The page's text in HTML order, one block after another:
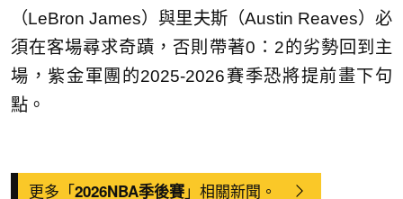
（LeBron James）與里夫斯（Austin Reaves）必
須在客場尋求奇蹟，否則帶著0：2的劣勢回到主
場，紫金軍團的2025-2026賽季恐將提前畫下句
點。
更多「2026NBA季後賽」相關新聞。